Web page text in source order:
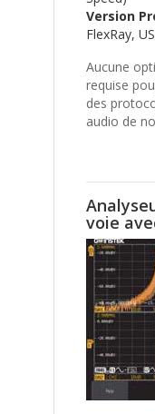
Version
FlexRay,
Aucune
requise
des
audio de
voie